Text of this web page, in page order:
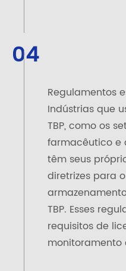
04
Regulamentos
Indústrias que
TBP, como os
farmacêutico e
têm seus
diretrizes para
TBP. Esses
requisitos de
monitoramento